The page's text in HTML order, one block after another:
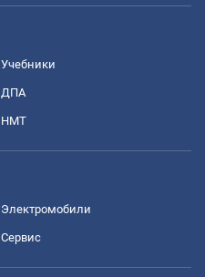
Учебники
ДПА
НМТ
Электромобили
Сервис